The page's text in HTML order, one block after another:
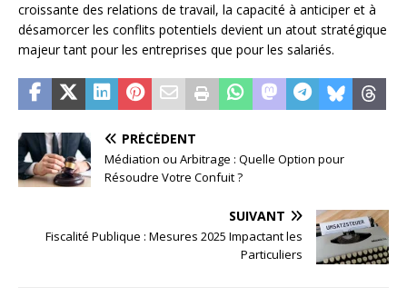
croissante des relations de travail, la capacité à anticiper et à
désamorcer les conflits potentiels devient un atout stratégique
majeur tant pour les entreprises que pour les salariés.
PRÉCÉDENT
Médiation ou Arbitrage : Quelle Option pour
Résoudre Votre Confuit ?
SUIVANT
Fiscalité Publique : Mesures 2025 Impactant les
Particuliers